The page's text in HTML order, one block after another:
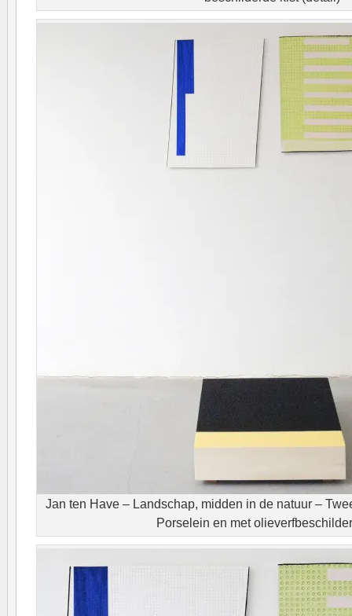
Jan ten Have – Landschap, midden in de natuur –
Porselein en met